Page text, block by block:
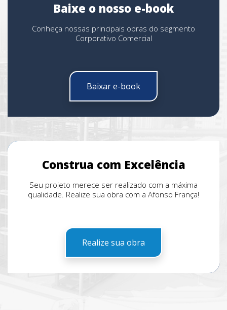
Baixe o nosso e-book
Conheça nossas principais obras do segmento
Corporativo Comercial
Baixar e-book
Construa com Excelência
Seu projeto merece ser realizado com a máxima
qualidade. Realize sua obra com a Afonso França!
Realize sua obra